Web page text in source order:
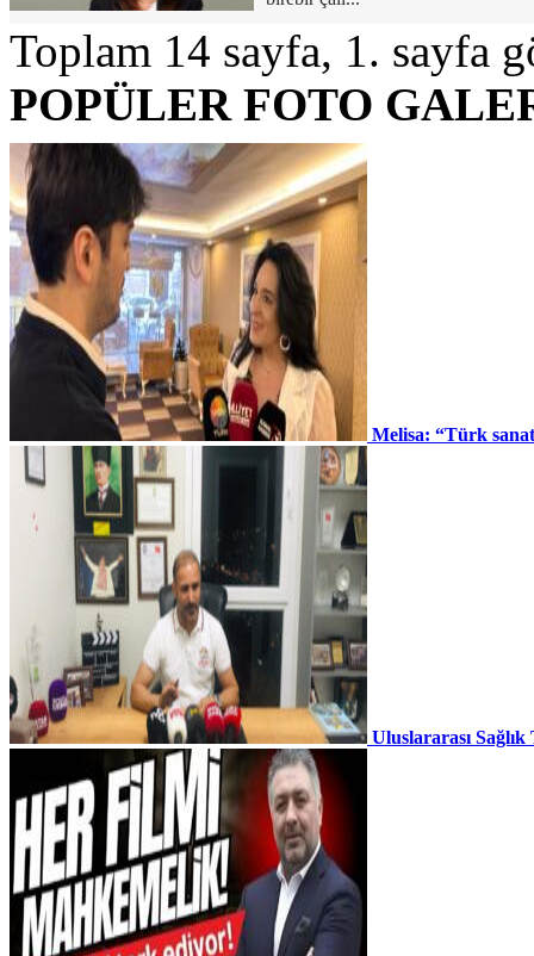
Toplam 14 sayfa, 1. sayfa
POPÜLER FOTO
Melisa: “Türk
Uluslararası